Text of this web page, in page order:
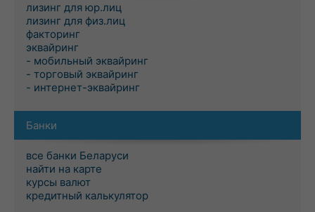
лизинг для юр.лиц
лизинг для физ.лиц
факторинг
эквайринг
- мобильный эквайринг
- торговый эквайринг
- интернет-эквайринг
Банки
все банки Беларуси
найти на карте
курсы валют
кредитный калькулятор